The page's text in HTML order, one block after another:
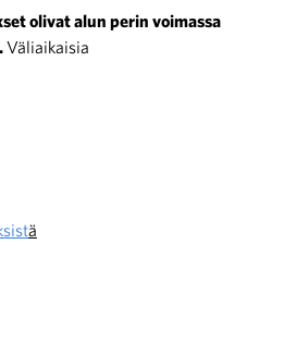
olivat alun perin voimassa
Väliaikaisia
ä